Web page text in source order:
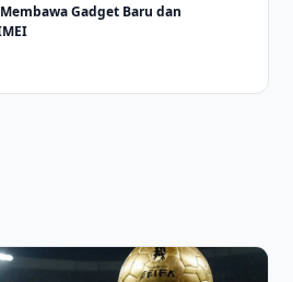
Gadget Baru dan